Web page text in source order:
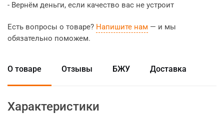
- Вернём деньги, если качество вас не устроит
Есть вопросы о товаре? Напишите нам — и мы
обязательно поможем.
О товаре Отзывы БЖУ Доставка
Характеристики